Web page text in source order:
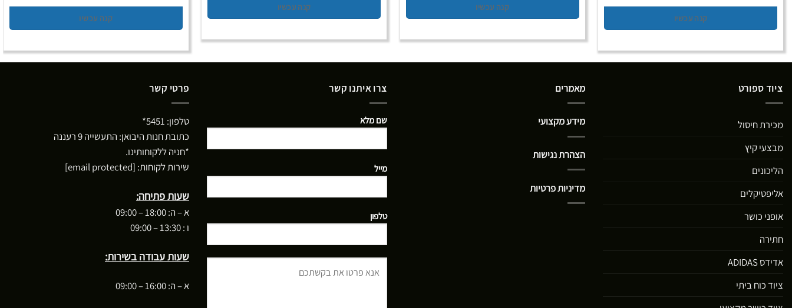
קנה עכשיו
₪7,290.
קנה עכשיו קנה עכשיו
קנה עכשיו
ציוד ספורט
מכירת חיסול
מבצעי קיץ
הליכונים
אליפטיקלים
אופני כושר
חתירה
אדידס ADIDAS
ציוד כוח ביתי
מאמרים
מידע מקצועי
הצהרת נגישות
מדיניות פרטיות
צרו איתנו קשר
שם מלא
מייל
טלפון
פרטי קשר
טלפון: 5451*
כתובת חנות היבואן: התעשייה 9 רעננה
*חניה ללקוחותינו.
שירות לקוחות: [email protected]
שעות פתיחה:
א – ה: 18:00 – 09:00
ו : 13:30 – 09:00
שעות עבודה בשירות:
א – ה: 16:00 – 09:00